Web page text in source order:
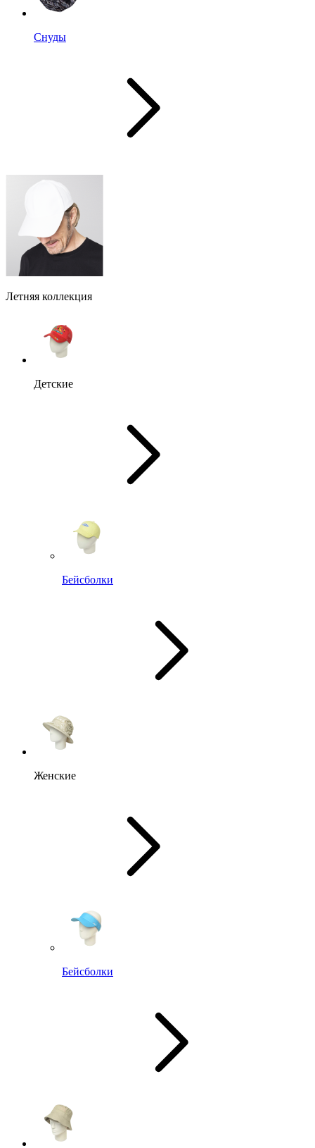
Снуды
Летняя коллекция
Детские
Бейсболки
Женские
Бейсболки